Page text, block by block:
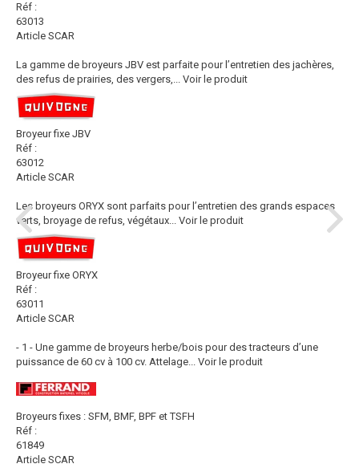
Réf :
63013
Article SCAR
La gamme de broyeurs JBV est parfaite pour l’entretien des jachères,
des refus de prairies, des vergers,... Voir le produit
Broyeur fixe JBV
Réf :
63012
Article SCAR
Les broyeurs ORYX sont parfaits pour l’entretien des grands espaces
verts, broyage de refus, végétaux... Voir le produit
Broyeur fixe ORYX
Réf :
63011
Article SCAR
- 1 - Une gamme de broyeurs herbe/bois pour des tracteurs d’une
puissance de 60 cv à 100 cv. Attelage... Voir le produit
Broyeurs fixes : SFM, BMF, BPF et TSFH
Réf :
61849
Article SCAR